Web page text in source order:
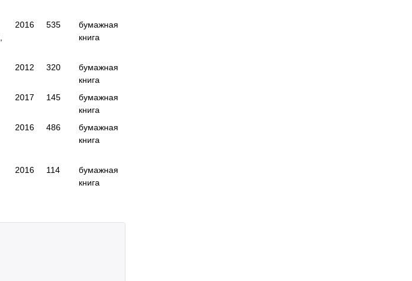
2016 535
бумажная
книга
2012 320
бумажная
книга
2017 145
бумажная
книга
2016 486
бумажная
книга
2016 114
бумажная
книга